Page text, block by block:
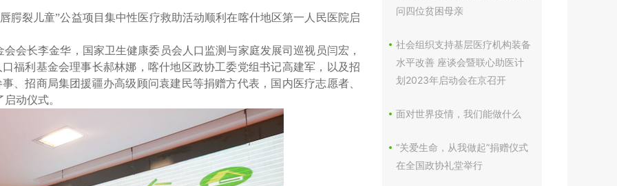
腭裂儿童”公益项目集中性医疗救助活动顺利在喀什地区第一人民医院启
会长李金华，国家卫生健康委员会人口监测与家庭发展司巡视员闫宏，
福利基金会理事长郝林娜，喀什地区政协工委党组书记高建军，以及招
、招商局集团援疆办高级顾问袁建民等捐赠方代表，国内医疗志愿者、
动仪式。
问四位贫困母亲
社会组织支持基层医疗机构装备
水平改善 座谈会暨联心助医计
划2023年启动会在京召开
面对世界疫情，我们能做什么
“关爱生命，从我做起”捐赠仪式
在全国政协礼堂举行